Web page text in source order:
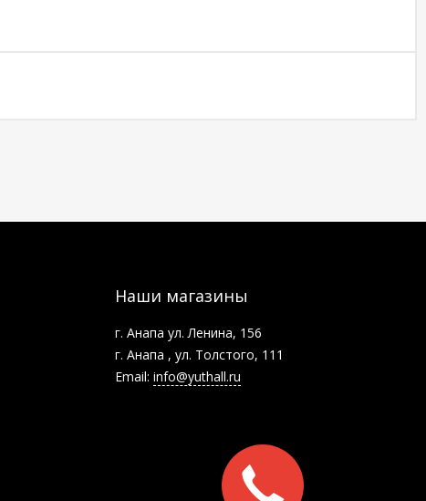
Наши магазины
г. Анапа ул. Ленина, 156
г. Анапа , ул. Толстого, 111
Email: info@yuthall.ru
Заказать
звонок